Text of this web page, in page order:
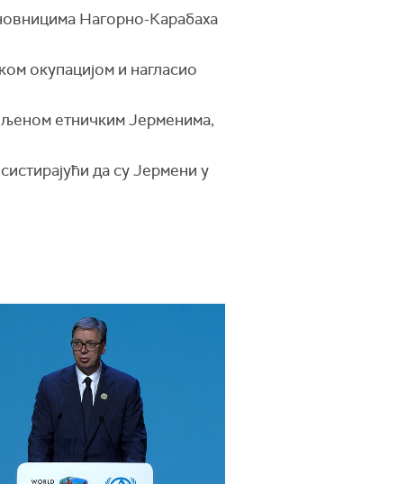
Нагорно-Карабаха
окупацијом и нагласио
етничким Јерменима,
да су Јермени у